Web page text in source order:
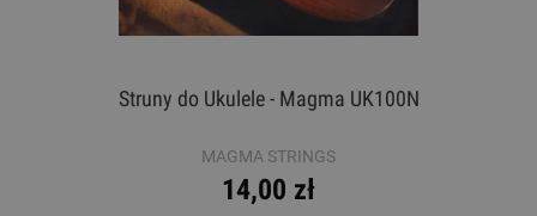
Struny do Ukulele - Magma UK100N
MAGMA STRINGS
14,00 zł